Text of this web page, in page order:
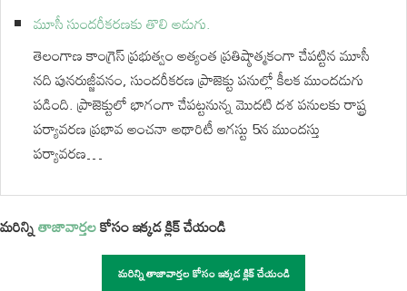
మూసీ సుందరీకరణకు తొలి అడుగు.
తెలంగాణ కాంగ్రెస్ ప్రభుత్వం అత్యంత ప్రతిష్ఠాత్మకంగా చేపట్టిన మూసీ
నది పునరుజ్జీవనం, సుందరీకరణ ప్రాజెక్టు పనుల్లో కీలక ముందడుగు
పడింది. ప్రాజెక్టులో భాగంగా చేపట్టనున్న మొదటి దశ పనులకు రాష్ట్ర
పర్యావరణ ప్రభావ అంచనా అథారిటీ ఆగస్టు 5న ముందస్తు
పర్యావరణ…
మరిన్నితాజావార్తలకోసం ఇక్కడ క్లిక్ చేయండి
మరిన్ని తాజావార్తల కోసం ఇక్కడ క్లిక్ చేయండి